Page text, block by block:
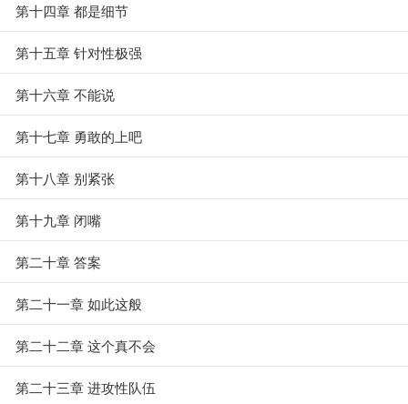
第十四章 都是细节
第十五章 针对性极强
第十六章 不能说
第十七章 勇敢的上吧
第十八章 别紧张
第十九章 闭嘴
第二十章 答案
第二十一章 如此这般
第二十二章 这个真不会
第二十三章 进攻性队伍